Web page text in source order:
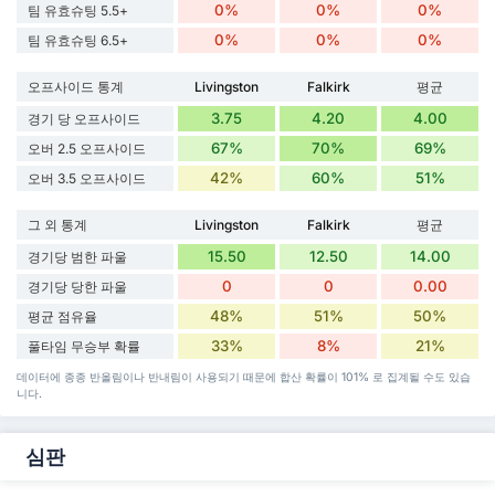
팀 유효슈팅 5.5+ 0% 0% 0%
팀 유효슈팅 6.5+ 0% 0% 0%
오프사이드 통계 Livingston Falkirk
평균
경기 당 오프사이드
3.75 4.20 4.00
오버 2.5 오프사이드 67% 70% 69%
오버 3.5 오프사이드 42% 60% 51%
그 외 통계 Livingston Falkirk
평균
경기당 범한 파울
15.50 12.50 14.00
경기당 당한 파울 0 0 0.00
평균 점유율 48% 51% 50%
풀타임 무승부 확률 33% 8% 21%
데이터에 종종 반올림이나 반내림이 사용되기 때문에 합산 확률이 101% 로 집계될 수도 있습
니다.
심판